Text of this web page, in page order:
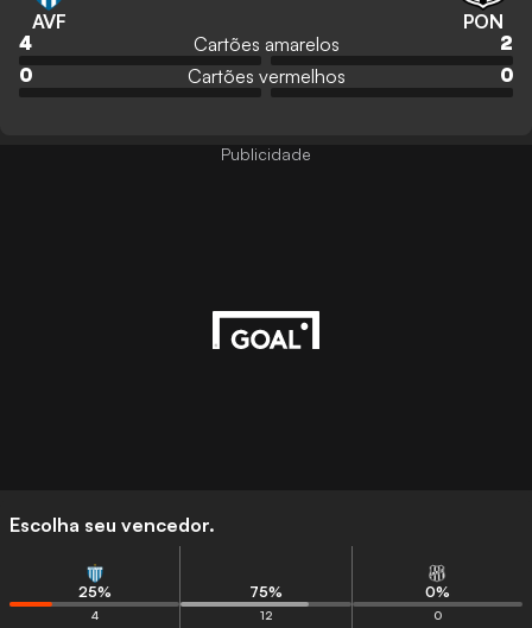
AVF PON
4 Cartões amarelos
2
0
Cartões vermelhos 0
Escolha seu vencedor.
25%
4
75%
12
0%
0
Publicidade